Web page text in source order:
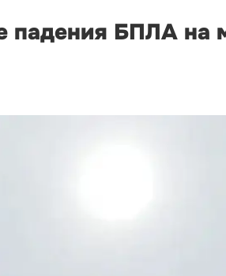
падения БПЛА на